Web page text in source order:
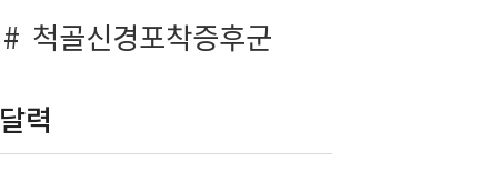
척골신경포착증후군
달력